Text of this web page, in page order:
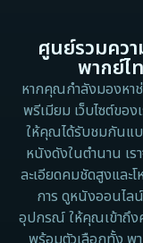
ศูนย์รวมคว
พากย์ไ
หากคุณกำลังมองหา
พรีเมียม เว็บไซต์ขอ
ให้คุณได้รับชมกันแบ
หนังดังในตำนาน เ
ละเอียดคมชัดสูงและ
การ ดูหนังออนไล
อุปกรณ์ ให้คุณเข้าถึง